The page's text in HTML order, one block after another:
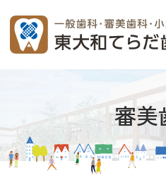
東大和てらだ歯科リコパ
審美